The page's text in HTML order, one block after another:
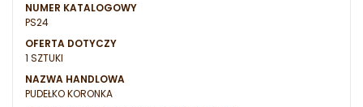
NUMER KATALOGOWY
PS24
OFERTA DOTYCZY
1 SZTUKI
NAZWA HANDLOWA
PUDEŁKO KORONKA